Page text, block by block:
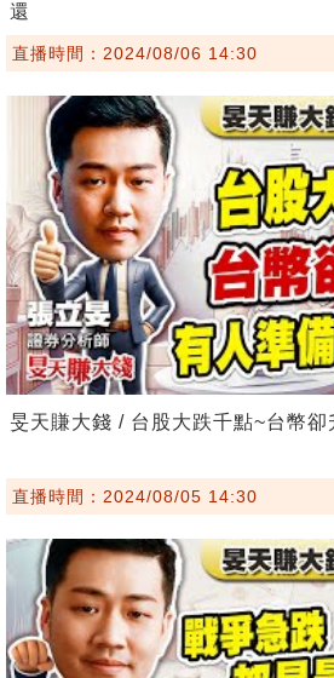
還
直播時間：2024/08/06 14:30
旻天賺大錢 / 台股大跌千點~台幣
直播時間：2024/08/05 14:30